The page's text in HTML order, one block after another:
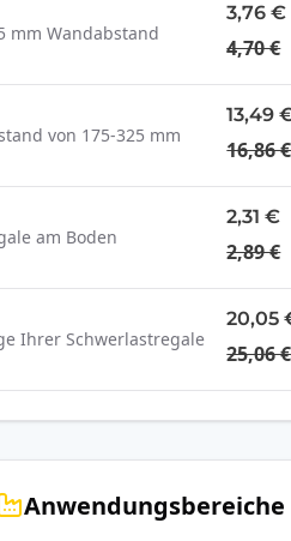
mm Wandabstand
3,76 €
4,70 €
von 175-325 mm
13,49
16,86 €
am Boden
2,31 €
2,89 €
Ihrer Schwerlastregale
20,05
25,06 €
Anwendungsbereiche